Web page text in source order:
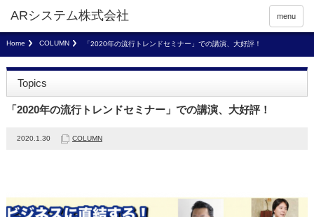
menu
Home COLUMN 「2020年の流行トレンドセミナー」での講演、大好評！
Topics
「2020年の流行トレンドセミナー」での講演、大好評！
2020.1.30 COLUMN